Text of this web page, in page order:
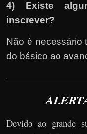
4) Existe
inscrever?
Não é necessário
do básico ao
Devido ao grande